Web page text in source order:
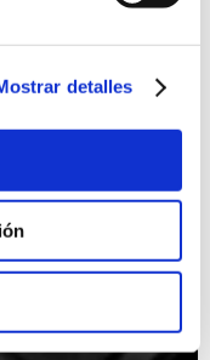
detalles
que bajo el